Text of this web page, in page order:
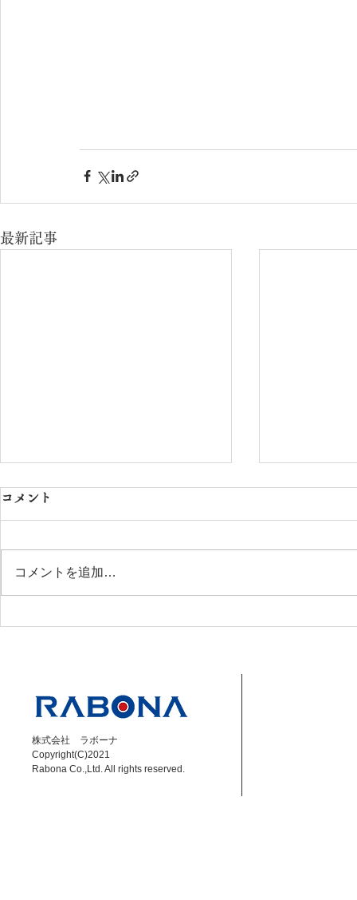
最新記事
【成岡翔】8/8 DAZN Jリー
【小林大悟
コメント
コメントを追加…
株式会社 ラボーナ
Copyright(C)2021
Rabona Co.,Ltd. All rights reserved.​